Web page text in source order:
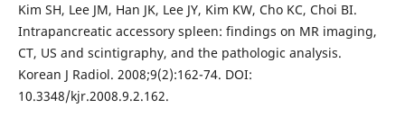
Kim SH, Lee JM, Han JK, Lee JY, Kim KW, Cho KC, Choi BI.
Intrapancreatic accessory spleen: findings on MR imaging,
CT, US and scintigraphy, and the pathologic analysis.
Korean J Radiol. 2008;9(2):162-74. DOI:
10.3348/kjr.2008.9.2.162.